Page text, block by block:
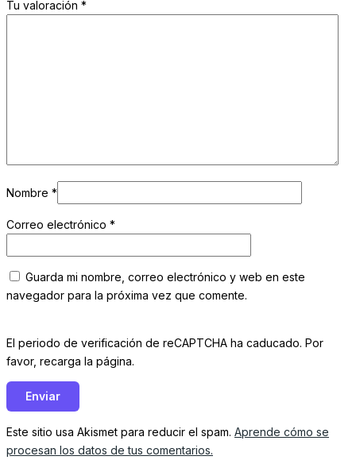
Tu valoración *
Nombre *
Correo electrónico *
Guarda mi nombre, correo electrónico y web en este
navegador para la próxima vez que comente.
El periodo de verificación de reCAPTCHA ha caducado. Por
favor, recarga la página.
Este sitio usa Akismet para reducir el spam. Aprende cómo se
procesan los datos de tus comentarios.